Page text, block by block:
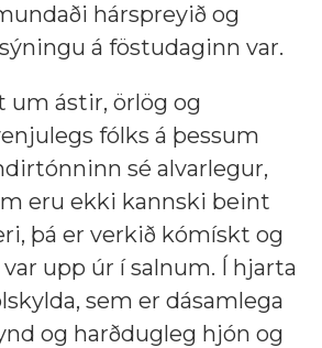
hárspreyið og
á föstudaginn var.
um ástir, örlög og
fólks á þessum
sé alvarlegur,
eru ekki kannski beint
þá er verkið kómískt og
upp úr í salnum. Í hjarta
sem er dásamlega
og harðdugleg hjón og